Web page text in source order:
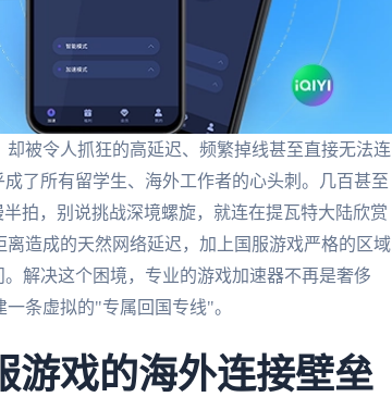
被令人抓狂的高延迟、频繁掉线甚至直接无法连
了所有留学生、海外工作者的心头刺。几百甚至
拍，别说挑战深境螺旋，就连在提瓦特大陆欣赏
造成的天然网络延迟，加上国服游戏严格的区域
解决这个困境，专业的游戏加速器不再是奢侈
条虚拟的"专属回国专线"。
游戏的海外连接壁垒